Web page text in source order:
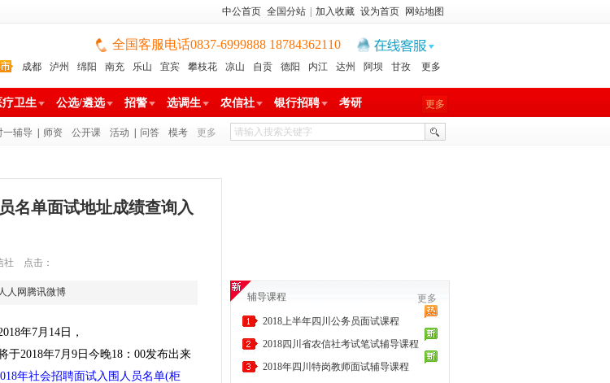
中公首页 全国分站 加入收藏 设为首页 网站地图
全国客服电话0837-6999888 18784362110
成都 泸州 绵阳 南充 乐山 宜宾 攀枝花 凉山 自贡 德阳 内江 达州 阿坝 甘孜
更多
疗卫生 公选/遴选 招警 选调生 农信社 银行招聘 更多
考研
一辅导 师资 公开课 活动 问答 模考 更多
名单面试地址成绩查询入
社 点击：
人人网 腾讯微博
年7月14日，
2018年7月9日今晚18：00发布出来
年社会招聘面试入围人员名单(柜
辅导课程
更多
2018上半年四川公务员面试课程
2018四川省农信社考试笔试辅导课程
2018年四川特岗教师面试辅导课程